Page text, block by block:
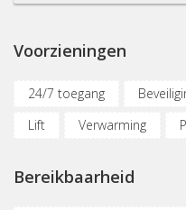
Voorzieningen
24/7 toegang
Lift
Verwarming
(Flex)werkplekken
Bereikbaarheid